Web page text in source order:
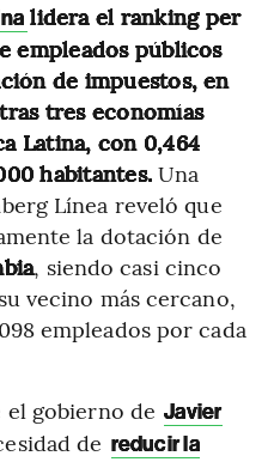
lidera el ranking per
empleados públicos
de impuestos, en
tres economías
Latina, con 0,464
habitantes. Una
Línea reveló que
la dotación de
, siendo casi cinco
vecino más cercano,
empleados por cada
el gobierno de Javier
de reducir la